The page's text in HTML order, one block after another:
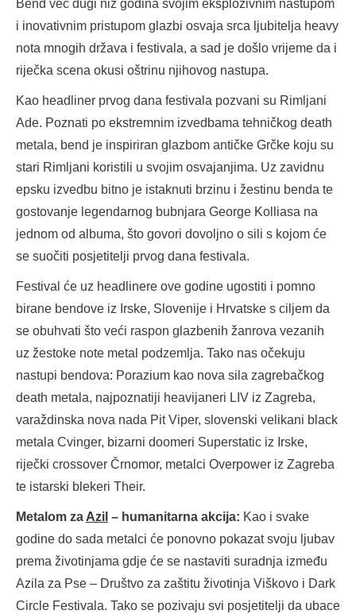
Bend već dugi niz godina svojim eksplozivnim nastupom
i inovativnim pristupom glazbi osvaja srca ljubitelja heavy
nota mnogih država i festivala, a sad je došlo vrijeme da i
riječka scena okusi oštrinu njihovog nastupa.
Kao headliner prvog dana festivala pozvani su Rimljani
Ade. Poznati po ekstremnim izvedbama tehničkog death
metala, bend je inspiriran glazbom antičke Grčke koju su
stari Rimljani koristili u svojim osvajanjima. Uz zavidnu
epsku izvedbu bitno je istaknuti brzinu i žestinu benda te
gostovanje legendarnog bubnjara George Kolliasa na
jednom od albuma, što govori dovoljno o sili s kojom će
se suočiti posjetitelji prvog dana festivala.
Festival će uz headlinere ove godine ugostiti i pomno
birane bendove iz Irske, Slovenije i Hrvatske s ciljem da
se obuhvati što veći raspon glazbenih žanrova vezanih
uz žestoke note metal podzemlja. Tako nas očekuju
nastupi bendova: Porazium kao nova sila zagrebačkog
death metala, najpoznatiji heavijaneri LIV iz Zagreba,
varaždinska nova nada Pit Viper, slovenski velikani black
metala Cvinger, bizarni doomeri Superstatic iz Irske,
riječki crossover Črnomor, metalci Overpower iz Zagreba
te istarski blekeri Their.
Metalom za Azil – humanitarna akcija: Kao i svake
godine do sada metalci će ponovno pokazat svoju ljubav
prema životinjama gdje će se nastaviti suradnja između
Azila za Pse – Društvo za zaštitu životinja Viškovo i Dark
Circle Festivala. Tako se pozivaju svi posjetitelji da ubace